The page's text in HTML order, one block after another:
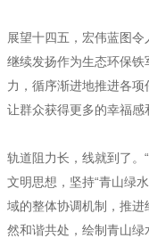
展望十四五，宏伟蓝图
继续发扬作为生态环保
力，循序渐进地推进各项
让群众获得更多的幸福感
轨道阻力长，线就到了。
文明思想，坚持“青山绿
域的整体协调机制，推
然和谐共处，绘制青山绿